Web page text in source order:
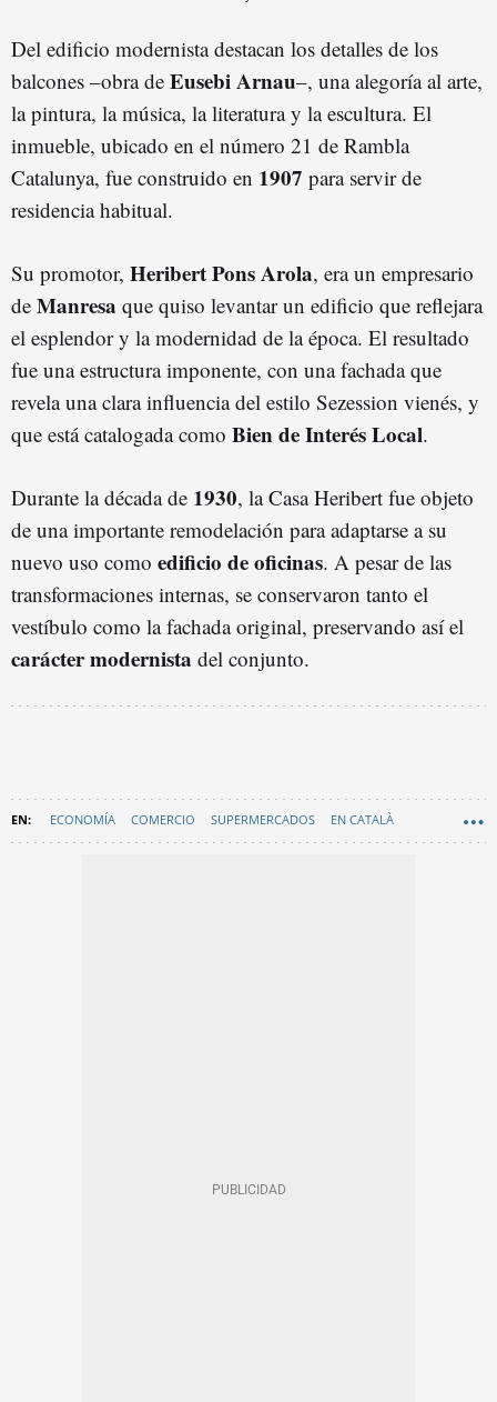
Del edificio modernista destacan los detalles de los
balcones –obra de Eusebi Arnau–, una alegoría al arte,
la pintura, la música, la literatura y la escultura. El
inmueble, ubicado en el número 21 de Rambla
Catalunya, fue construido en 1907 para servir de
residencia habitual.
Su promotor, Heribert Pons Arola, era un empresario
de Manresa que quiso levantar un edificio que reflejara
el esplendor y la modernidad de la época. El resultado
fue una estructura imponente, con una fachada que
revela una clara influencia del estilo Sezession vienés, y
que está catalogada como Bien de Interés Local.
Durante la década de 1930, la Casa Heribert fue objeto
de una importante remodelación para adaptarse a su
nuevo uso como edificio de oficinas. A pesar de las
transformaciones internas, se conservaron tanto el
vestíbulo como la fachada original, preservando así el
carácter modernista del conjunto.
ECONOMÍA COMERCIO SUPERMERCADOS EN CATALÀ